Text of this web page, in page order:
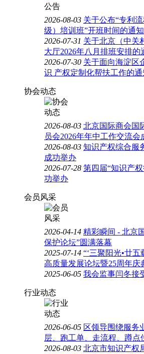
2026-08-03 关于公布“专利
级）培训班”开班时间的通知
2026-07-31 关于北京（中关
大厅2026年八月排班安排的
2026-07-30 关于面向海淀区
识 产权定制化帮扶工作的通
协会动态
2026-08-03 北京国际商会国
员会2026年年中工作交流会
2026-08-03 知识产权综合服
成功举办
2026-07-28 第四届“知识产
功举办
会员风采
2026-04-14 精彩瞬间 - 北京
保护论坛”圆满落幕
2025-07-14 “‘三聚阳光•廿
高质量发展论坛暨25周年庆
2025-06-05 我会监事闫冬接
行业动态
2026-06-05 区领导围绕服务
层、跑工单、走流程、蹲点
2026-08-03 北京市知识产权